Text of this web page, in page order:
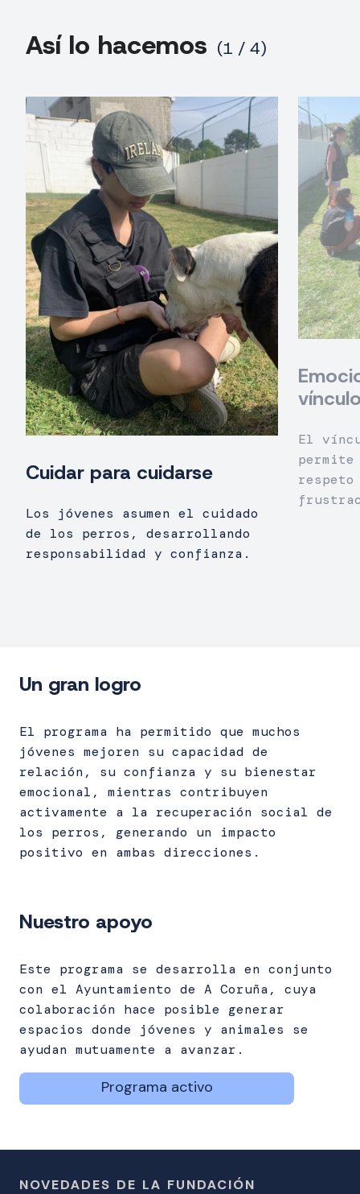
Así lo hacemos
Cuidar para cuidarse
Los jóvenes asumen el cuidado
de los perros, desarrollando
responsabilidad y confianza.
El
Un gran logro
El programa ha permitido que muchos
jóvenes mejoren su capacidad de
relación, su confianza y su bienestar
emocional, mientras contribuyen
activamente a la recuperación social de
los perros, generando un impacto
positivo en ambas direcciones.
Nuestro apoyo
Este programa se desarrolla en conjunto
con el Ayuntamiento de A Coruña, cuya
colaboración hace posible generar
espacios donde jóvenes y animales se
ayudan mutuamente a avanzar.
Programa activo
NOVEDADES DE LA FUNDACIÓN